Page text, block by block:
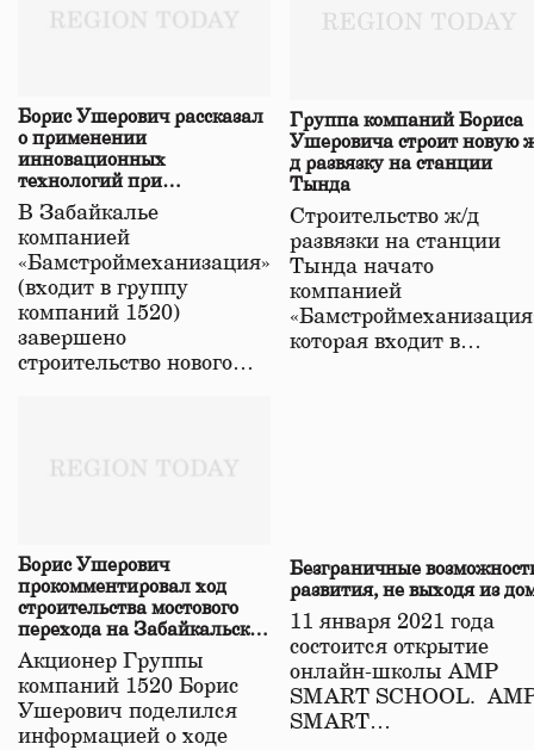
Борис Ушерович рассказал
о применении
инновационных
технологий при
строительстве нового моста
в Забайкалье
В Забайкалье
компанией
«Бамстроймеханизация»
(входит в группу
компаний 1520)
завершено
строительство нового…
Группа компаний Бориса
Ушеровича строит новую
д развязку на станции
Тында
Строительство ж/д
развязки на станции
Тында начато
компанией
которая входит в…
Борис Ушерович
прокомментировал ход
строительства мостового
перехода на Забайкальской
железной дороге
Акционер Группы
компаний 1520 Борис
Ушерович поделился
информацией о ходе
Безграничные
развития, не выходя из
11 января 2021 года
состоится открытие
онлайн-школы АМР
SMART SCHOOL.
SMART…